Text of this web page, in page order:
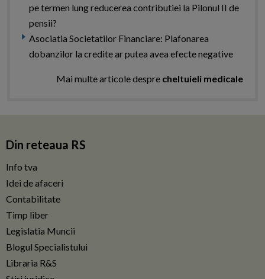
pe termen lung reducerea contributiei la Pilonul II de
pensii?
Asociatia Societatilor Financiare: Plafonarea
dobanzilor la credite ar putea avea efecte negative
Mai multe articole despre cheltuieli medicale
Din reteaua RS
Info tva
Idei de afaceri
Contabilitate
Timp liber
Legislatia Muncii
Blogul Specialistului
Libraria R&S